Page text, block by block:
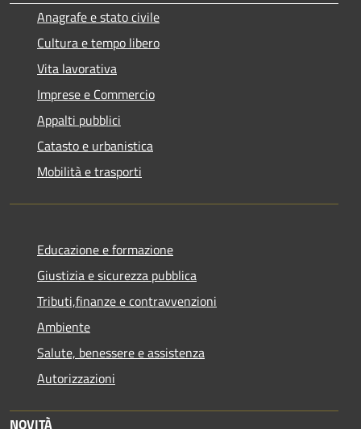
Anagrafe e stato civile
Cultura e tempo libero
Vita lavorativa
Imprese e Commercio
Appalti pubblici
Catasto e urbanistica
Mobilità e trasporti
Educazione e formazione
Giustizia e sicurezza pubblica
Tributi,finanze e contravvenzioni
Ambiente
Salute, benessere e assistenza
Autorizzazioni
NOVITÀ